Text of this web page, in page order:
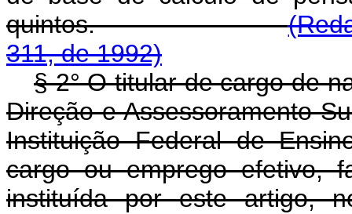
quintos.
311, de 1992)
§ 2° O titular de cargo de
Direção e Assessoramento
Instituição Federal de
cargo ou emprego efetivo,
instituída por este artigo,